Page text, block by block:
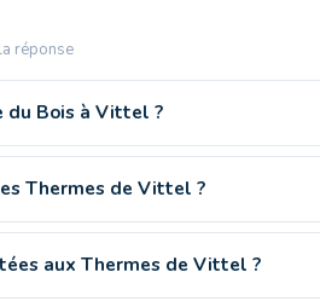
réponse
du Bois à Vittel ?
Thermes de Vittel ?
aux Thermes de Vittel ?